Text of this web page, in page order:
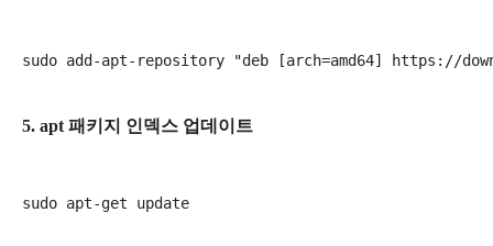
5. apt 패키지 인덱스 업데이트